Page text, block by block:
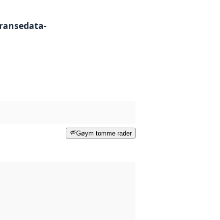
Gøym tomme rader